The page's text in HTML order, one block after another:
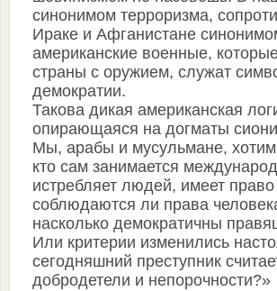
синонимом терроризма,
Ираке и Афганистане
американские военные,
страны с оружием, служат
демократии.
Такова дикая американская
опирающаяся на догматы
Мы, арабы и мусульмане, хотим
кто сам занимается
истребляет людей, имеет
соблюдаются ли права
насколько демократичны
Или критерии изменились
сегодняшний преступник
добродетели и непорочности?»